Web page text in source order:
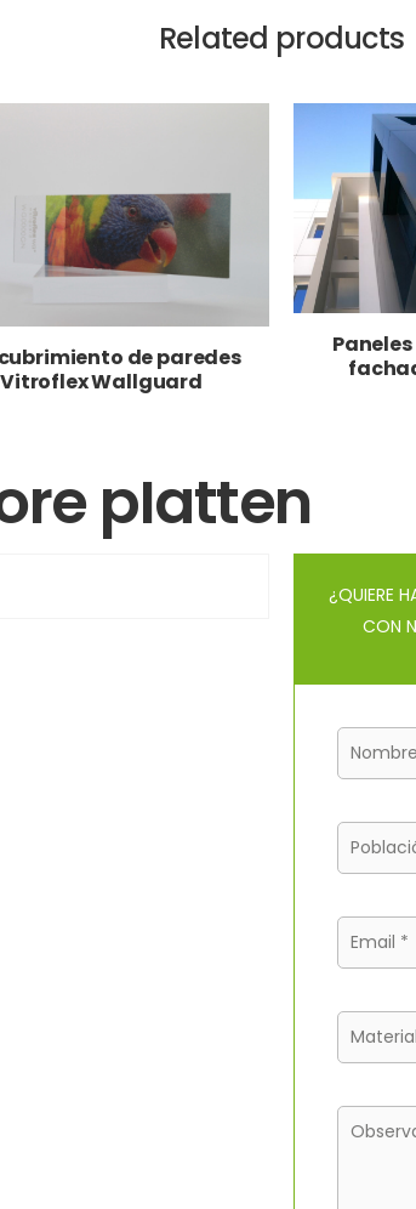
Related products
de paredes
Vitroflex Wallguard
platten
¿QUIERE
CON